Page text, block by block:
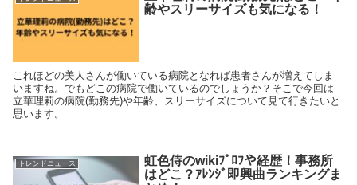
齢やスリーサイズも気になる！
これほどの美人さんが働いている病院となれば患者さんが増えてしま
いますね。でもどこの病院で働いているのでしょうか？そこで今回は
立華理莉の病院(勤務先)や年齢、スリーサイズについて見て行きたいと
思います。
トレンドニュース
虹色侍のwikiﾌﾟﾛﾌや経歴！事務所
はどこ？ｱﾚﾝｼﾞ即興曲ランキングま